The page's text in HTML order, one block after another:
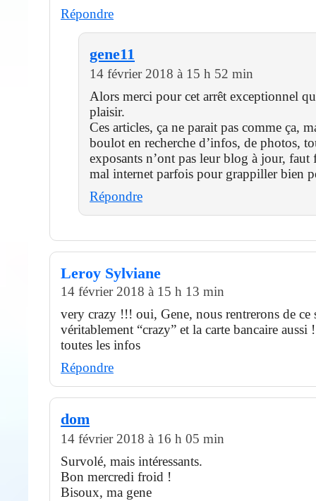
Répondre
gene11
14 février 2018 à 15 h 52 min
Alors merci pour cet arrêt exceptionnel
plaisir.
Ces articles, ça ne parait pas comme ça,
boulot en recherche d’infos, de photos,
exposants n’ont pas leur blog à jour, faut
mal internet parfois pour grappiller bien
Répondre
Leroy Sylviane
14 février 2018 à 15 h 13 min
very crazy !!! oui, Gene, nous rentrerons de ce
véritablement “crazy” et la carte bancaire
toutes les infos
Répondre
dom
14 février 2018 à 16 h 05 min
Survolé, mais intéressants.
Bon mercredi froid !
Bisoux, ma gene